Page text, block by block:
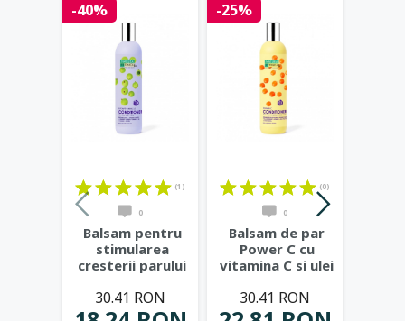
-40%
(1)
0
Balsam pentru
stimularea
cresterii parului
Miracle,...
30.41 RON
-25%
(0)
0
Balsam de par
Power C cu
vitamina C si ulei
400ml...
30.41 RON